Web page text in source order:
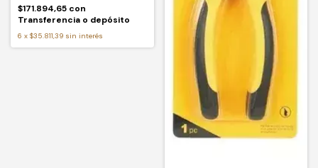
$171.894,65 con
Transferencia o depósito
6 x $35.811,39 sin interés